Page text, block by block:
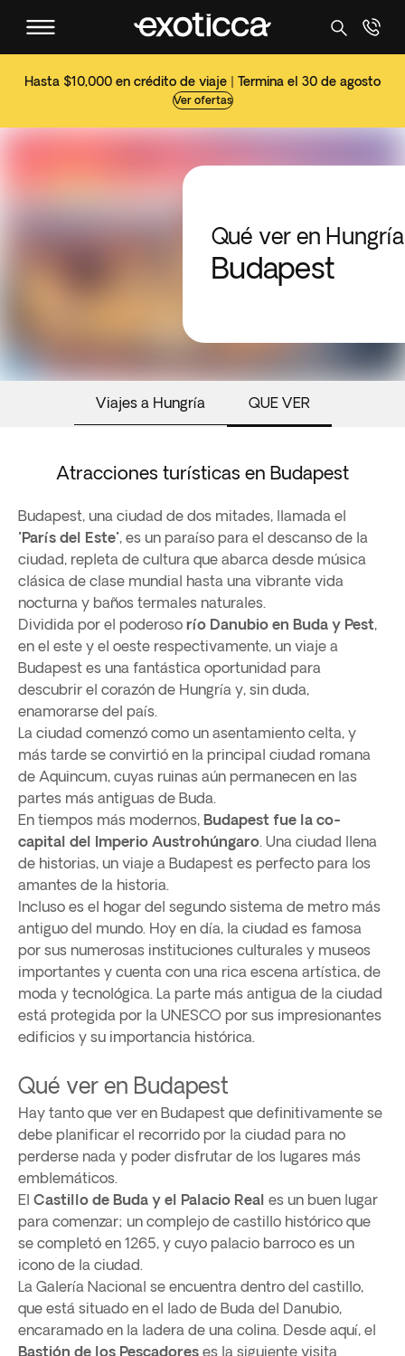
Hasta $10,000 en crédito de viaje | Termina el 30 de agosto
Ver ofertas
Qué ver en Hungría
Budapest
Viajes a Hungría QUE VER
Atracciones turísticas en Budapest
Budapest, una ciudad de dos mitades, llamada el
"París del Este", es un paraíso para el descanso de la
ciudad, repleta de cultura que abarca desde música
clásica de clase mundial hasta una vibrante vida
nocturna y baños termales naturales.
Dividida por el poderoso río Danubio en Buda y Pest,
en el este y el oeste respectivamente, un viaje a
Budapest es una fantástica oportunidad para
descubrir el corazón de Hungría y, sin duda,
enamorarse del país.
La ciudad comenzó como un asentamiento celta, y
más tarde se convirtió en la principal ciudad romana
de Aquincum, cuyas ruinas aún permanecen en las
partes más antiguas de Buda.
En tiempos más modernos, Budapest fue la co-
capital del Imperio Austrohúngaro. Una ciudad llena
de historias, un viaje a Budapest es perfecto para los
amantes de la historia.
Incluso es el hogar del segundo sistema de metro más
antiguo del mundo. Hoy en día, la ciudad es famosa
por sus numerosas instituciones culturales y museos
importantes y cuenta con una rica escena artística, de
moda y tecnológica. La parte más antigua de la ciudad
está protegida por la UNESCO por sus impresionantes
edificios y su importancia histórica.
Qué ver en Budapest
Hay tanto que ver en Budapest que definitivamente se
debe planificar el recorrido por la ciudad para no
perderse nada y poder disfrutar de los lugares más
emblemáticos.
El Castillo de Buda y el Palacio Real es un buen lugar
para comenzar; un complejo de castillo histórico que
se completó en 1265, y cuyo palacio barroco es un
icono de la ciudad.
La Galería Nacional se encuentra dentro del castillo,
que está situado en el lado de Buda del Danubio,
encaramado en la ladera de una colina. Desde aquí, el
Bastión de los Pescadores es la siguiente visita